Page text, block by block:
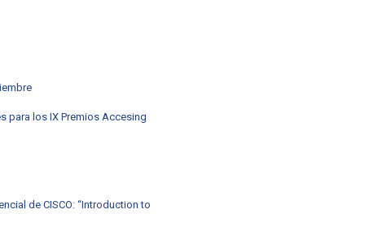
para los IX Premios Accesing
de CISCO: “Introduction to